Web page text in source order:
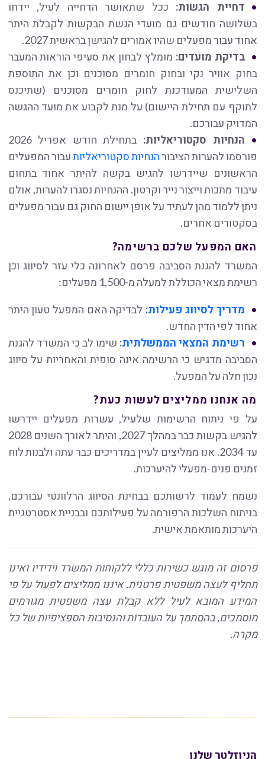
דחיית הגשות: ככל שתאושר הדחייה לעיל, יידחו
בשלושה חודשים גם מועדי הגשת הבקשות לקבלת היתר
אחוד עבור מפעלים שהיו אמורים להגישן בראשית 2027.
בדיקת מועדים: מומלץ לבחון את סעיפי הוראות המעבר
בחוק אוויר נקי ובחוק חומרים מסוכנים וכן את התוספת
השלישית המעודכנת לחוק חומרים מסוכנים (שתיכנס
לתוקף עם תחילת היישום) על מנת לקבוע את מועד ההגשה
המדויק עבורכם.
הנחיות סקטוריאליות:
בתחילת חודש אפריל 2026
פורסמו להערות הציבורהנחיות סקטוריאליותעבור המפעלים
הראשונים שיידרשו להגיש בקשה להיתר אחוד בתחום
עיבוד מתכות וייצור נייר וקרטון. ההנחיות נסגרו להערות, אולם
ניתן ללמוד מהן לעתיד על אופן יישום החוק גם עבור מפעלים
בסקטורים אחרים.
האם המפעל שלכם ברשימה?
המשרד להגנת הסביבה פרסם לאחרונה כלי עזר לסיווג וכן
רשימת מצאי הכוללת למעלה מ-1,500 מפעלים:
מדריך לסיווג פעילות: לבדיקה האם המפעל טעון היתר
אחוד לפי הדין החדש.
רשימת המצאי הממשלתית: שימו לב כי המשרד להגנת
הסביבה מדגיש כי הרשימה אינה סופית והאחריות על סיווג
נכון חלה על המפעל.
מה אנחנו ממליצים לעשות כעת?
על פי ניתוח הרשימות שלעיל, עשרות מפעלים יידרשו
להגיש בקשות כבר במהלך 2027, והיתר לאורך השנים 2028
עד 2034. אנו ממליצים לעיין במדריכים כבר עתה ולבנות לוח
זמנים פנים-מפעלי להיערכות.
נשמח לעמוד לרשותכם בבחינת הסיווג הרלוונטי עבורכם,
בניתוח השלכות הרפורמה על פעילותכם ובבניית אסטרטגיית
היערכות מותאמת אישית.
פרסום זה מוגש כשירות כללי ללקוחות המשרד וידידיו ואינו
תחליף לעצה משפטית פרטנית. איננו ממליצים לפעול על פי
המידע המובא לעיל ללא קבלת עצה משפטית מגורמים
מוסמכים, בהסתמך על העובדות והנסיבות הספציפיות של כל
מקרה.
הניוזלטר שלנו